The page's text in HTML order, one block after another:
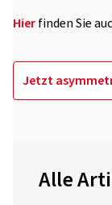
Hierfinden Sie
Jetzt
Alle